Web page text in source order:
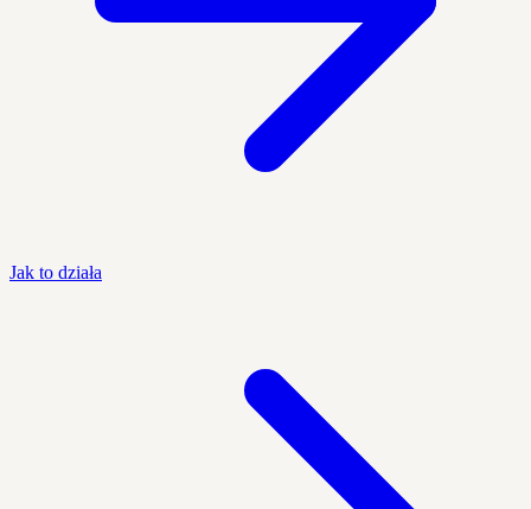
Jak to działa